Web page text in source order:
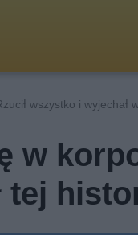
wszystko i wyjechał
w
tej